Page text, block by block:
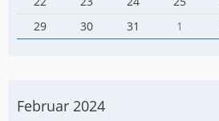
29
30 31 1
Februar 2024